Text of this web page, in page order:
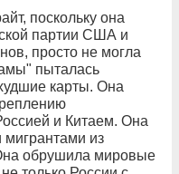
поскольку она
партии США и
просто не могла
пыталась
карты. Она
и Китаем. Она
из
обрушила мировые